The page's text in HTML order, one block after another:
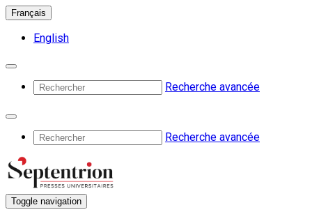
Français
English
Recherche avancée
Recherche avancée
Toggle navigation